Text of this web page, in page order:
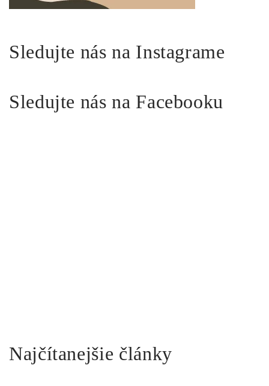
Sledujte nás na Instagrame
Sledujte nás na Facebooku
Najčítanejšie články